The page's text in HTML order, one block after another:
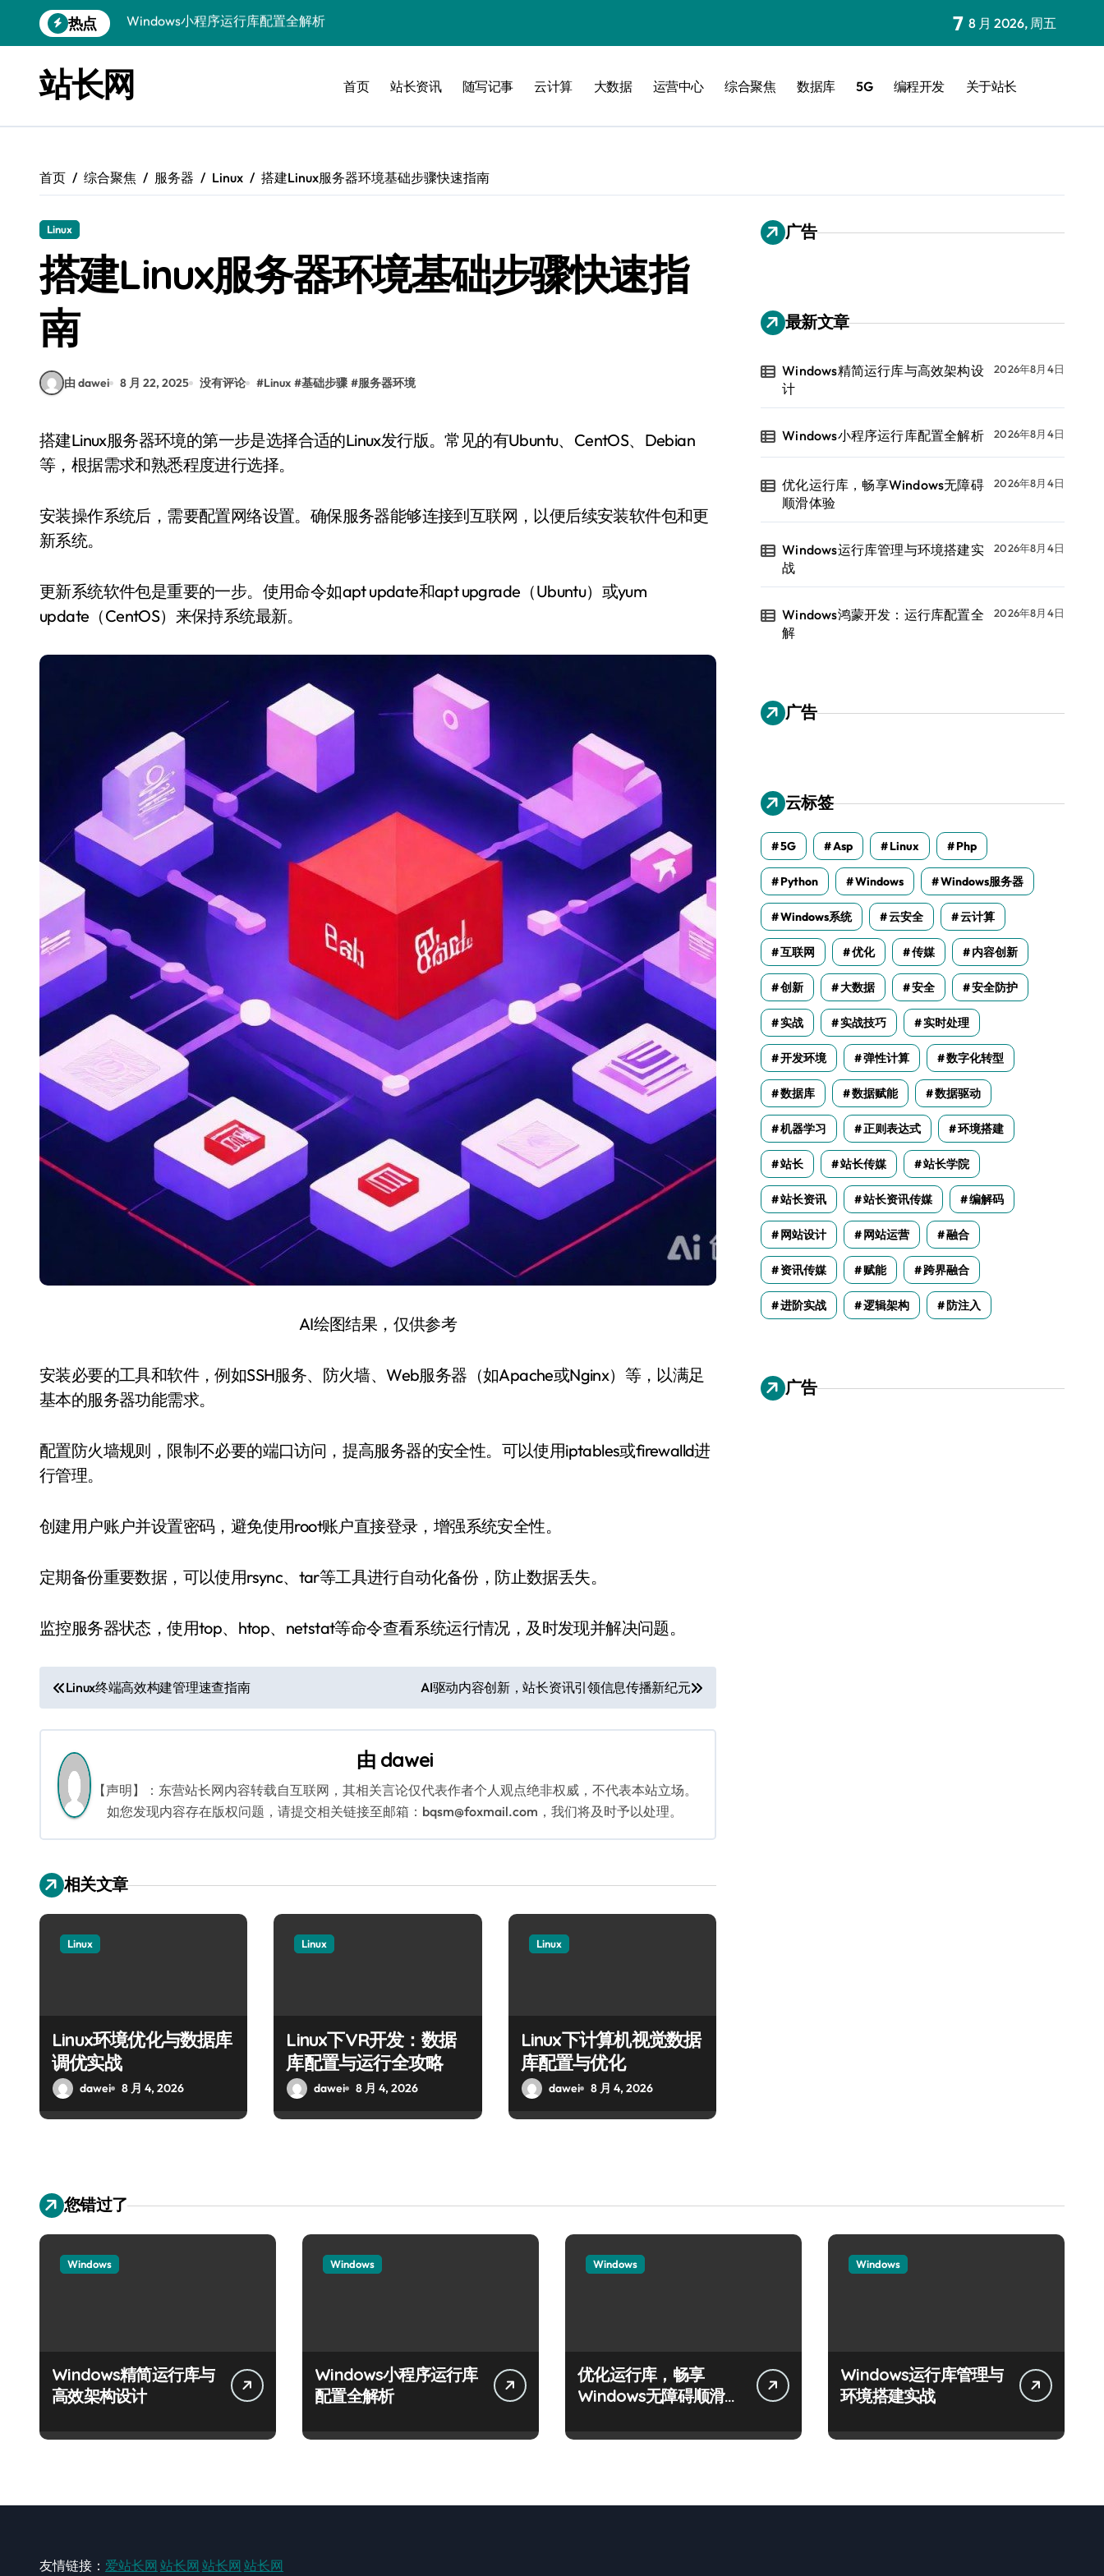
到
热点
优化运行库，畅享Windows无障碍顺滑体验
Windows鸿蒙开发：运行库配置全解
Windows嵌入式开发环境搭建与运行库优化
Linux环境优化与数据库调优实战
Linux下计算机视觉数据库配置与优化
Windows精简运行库与高效架构设计
7 8 月 2026, 周五
站长网 首页 站长资讯 随写记事 云计算 大数据 运营中心 综合聚焦 数据库 5G 编程开发 关于站长
首页 综合聚焦 服务器 Linux 搭建Linux服务器环境基础步骤快速指南
Linux
搭建Linux服务器环境基础步骤快速指
南
由 dawei 8 月 22, 2025 没有评论 #Linux #基础步骤 #服务器环境
搭建Linux服务器环境的第一步是选择合适的Linux发行版。常见的有Ubuntu、CentOS、Debian
等，根据需求和熟悉程度进行选择。
安装操作系统后，需要配置网络设置。确保服务器能够连接到互联网，以便后续安装软件包和更
新系统。
更新系统软件包是重要的一步。使用命令如apt update和apt upgrade（Ubuntu）或yum
update（CentOS）来保持系统最新。
AI绘图结果，仅供参考
安装必要的工具和软件，例如SSH服务、防火墙、Web服务器（如Apache或Nginx）等，以满足
基本的服务器功能需求。
配置防火墙规则，限制不必要的端口访问，提高服务器的安全性。可以使用iptables或firewalld进
行管理。
创建用户账户并设置密码，避免使用root账户直接登录，增强系统安全性。
定期备份重要数据，可以使用rsync、tar等工具进行自动化备份，防止数据丢失。
监控服务器状态，使用top、htop、netstat等命令查看系统运行情况，及时发现并解决问题。
文
章
导
航
Linux终端高效构建管理速查指南 AI驱动内容创新，站长资讯引领信息传播新纪元
由 dawei
【声明】：东营站长网内容转载自互联网，其相关言论仅代表作者个人观点绝非权威，不代表本站立场。
如您发现内容存在版权问题，请提交相关链接至邮箱：bqsm@foxmail.com，我们将及时予以处理。
相关文章
Linux
Linux环境优化与数据库
调优实战
dawei 8 月 4, 2026
Linux
Linux下VR开发：数据
库配置与运行全攻略
dawei 8 月 4, 2026
Linux
Linux下计算机视觉数据
库配置与优化
dawei 8 月 4, 2026
广告
最新文章
Windows精简运行库与高效架构设
计
2026年8月4日
Windows小程序运行库配置全解析 2026年8月4日
优化运行库，畅享Windows无障碍
顺滑体验
2026年8月4日
Windows运行库管理与环境搭建实
战
2026年8月4日
Windows鸿蒙开发：运行库配置全
解
2026年8月4日
广告
云标签
5G Asp Linux Php
Python Windows Windows服务器
Windows系统 云安全 云计算
互联网 优化 传媒 内容创新
创新 大数据 安全 安全防护
实战 实战技巧 实时处理
开发环境 弹性计算 数字化转型
数据库 数据赋能 数据驱动
机器学习 正则表达式 环境搭建
站长 站长传媒 站长学院
站长资讯 站长资讯传媒 编解码
网站设计 网站运营 融合
资讯传媒 赋能 跨界融合
进阶实战 逻辑架构 防注入
广告
您错过了
Windows
Windows精简运行库与
高效架构设计
Windows
Windows小程序运行库
配置全解析
Windows
优化运行库，畅享
Windows无障碍顺滑体
Windows
Windows运行库管理与
环境搭建实战
友情链接： 爱站长网 站长网 站长网 站长网